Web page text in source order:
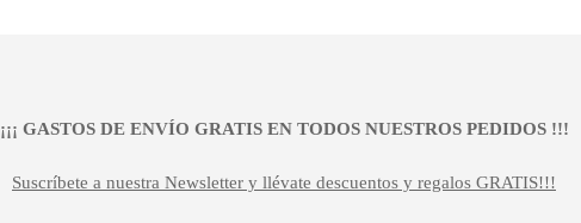
¡¡¡ GASTOS DE ENVÍO GRATIS EN TODOS NUESTROS PEDIDOS !!!
Suscríbete a nuestra Newsletter y llévate descuentos y regalos GRATIS!!!